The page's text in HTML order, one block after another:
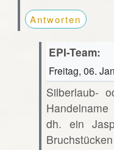
Antworten
EPI-Team:
Freitag, 06.
Silberlaub-
dh. ein